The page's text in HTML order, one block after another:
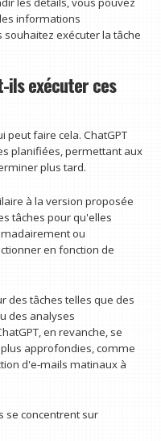
informations
exécuter la tâche
ils exécuter ces
peut faire cela. ChatGPT
planifiées, permettant aux
plus tard.
à la version proposée
tâches pour qu'elles
ou
en fonction de
des tâches telles que des
des analyses
en revanche, se
approfondies, comme
d'e-mails matinaux à
se concentrent sur